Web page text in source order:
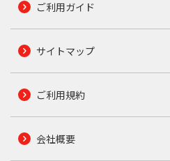
ご利用ガイド
サイトマップ
ご利用規約
会社概要